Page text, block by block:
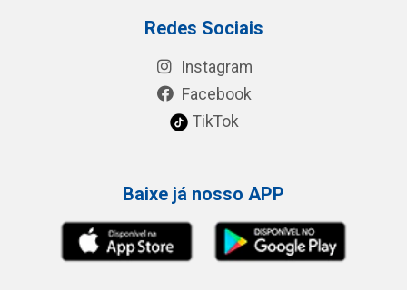
Redes Sociais
Instagram
Facebook
TikTok
Baixe já nosso APP